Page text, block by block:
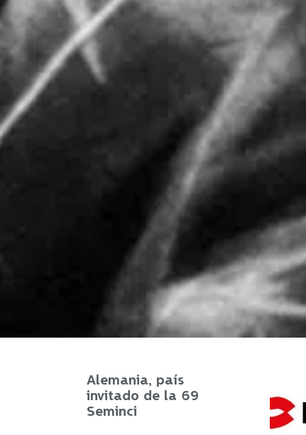
Alemania, país
invitado de la 69
Seminci